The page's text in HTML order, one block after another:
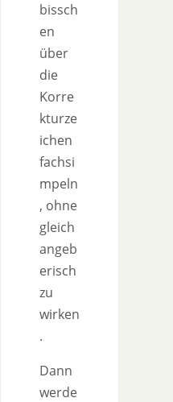
bissch
en
über
die
Korre
kturze
ichen
fachsi
mpeln
, ohne
gleich
angeb
erisch
zu
wirken
.
Dann
werde